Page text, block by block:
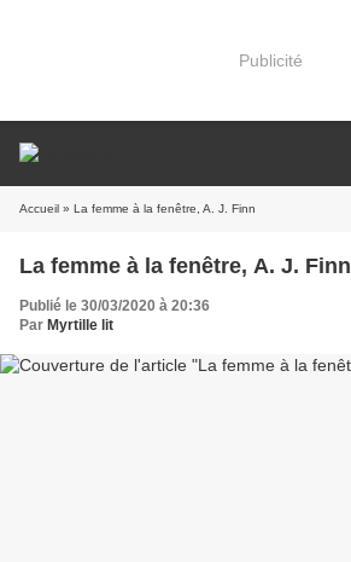
Publicité
Accueil » La femme à la fenêtre, A. J. Finn
La femme à la fenêtre, A. J. Finn
Publié le 30/03/2020 à 20:36
Par Myrtille lit